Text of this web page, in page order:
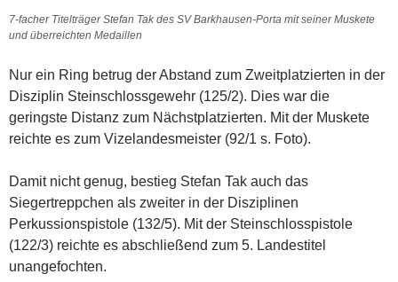
7-facher Titelträger Stefan Tak des SV Barkhausen-Porta mit seiner Muskete
und überreichten Medaillen
Nur ein Ring betrug der Abstand zum Zweitplatzierten in der
Disziplin Steinschlossgewehr (125/2). Dies war die
geringste Distanz zum Nächstplatzierten. Mit der Muskete
reichte es zum Vizelandesmeister (92/1 s. Foto).
Damit nicht genug, bestieg Stefan Tak auch das
Siegertreppchen als zweiter in der Disziplinen
Perkussionspistole (132/5). Mit der Steinschlosspistole
(122/3) reichte es abschließend zum 5. Landestitel
unangefochten.